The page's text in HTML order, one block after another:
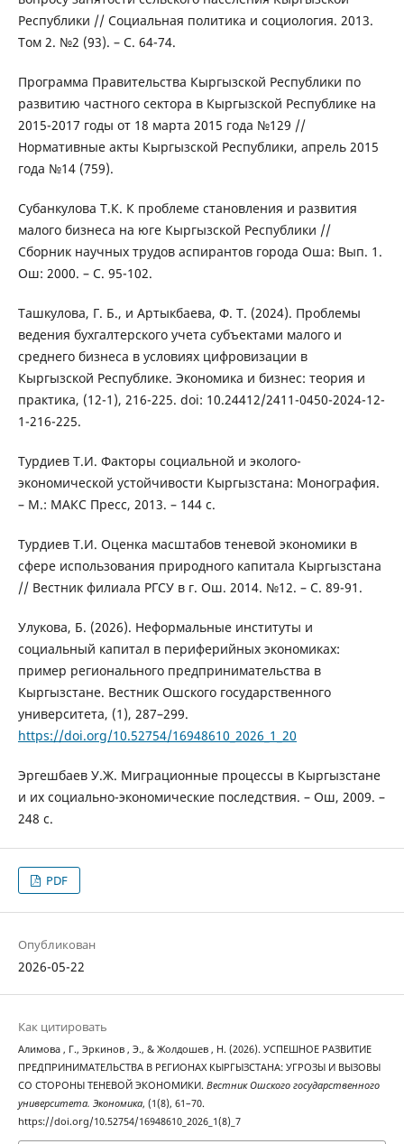
Республики // Социальная политика и социология. 2013.
Том 2. №2 (93). – С. 64-74.
Программа Правительства Кыргызской Республики по
развитию частного сектора в Кыргызской Республике на
2015-2017 годы от 18 марта 2015 года №129 //
Нормативные акты Кыргызской Республики, апрель 2015
года №14 (759).
Субанкулова Т.К. К проблеме становления и развития
малого бизнеса на юге Кыргызской Республики //
Сборник научных трудов аспирантов города Оша: Вып. 1.
Ош: 2000. – С. 95-102.
Ташкулова, Г. Б., и Артыкбаева, Ф. Т. (2024). Проблемы
ведения бухгалтерского учета субъектами малого и
среднего бизнеса в условиях цифровизации в
Кыргызской Республике. Экономика и бизнес: теория и
практика, (12-1), 216-225. doi: 10.24412/2411-0450-2024-12-
1-216-225.
Турдиев Т.И. Факторы социальной и эколого-
экономической устойчивости Кыргызстана: Монография.
– М.: МАКС Пресс, 2013. – 144 с.
Турдиев Т.И. Оценка масштабов теневой экономики в
сфере использования природного капитала Кыргызстана
// Вестник филиала РГСУ в г. Ош. 2014. №12. – С. 89-91.
Улукова, Б. (2026). Неформальные институты и
социальный капитал в периферийных экономиках:
пример регионального предпринимательства в
Кыргызстане. Вестник Ошского государственного
университета, (1), 287–299.
https://doi.org/10.52754/16948610_2026_1_20
Эргешбаев У.Ж. Миграционные процессы в Кыргызстане
и их социально-экономические последствия. – Ош, 2009. –
248 с.
PDF
Опубликован
2026-05-22
Как цитировать
Алимова , Г., Эркинов , Э., & Жолдошев , Н. (2026). УСПЕШНОЕ РАЗВИТИЕ
ПРЕДПРИНИМАТЕЛЬСТВА В РЕГИОНАХ КЫРГЫЗСТАНА: УГРОЗЫ И ВЫЗОВЫ
СО СТОРОНЫ ТЕНЕВОЙ ЭКОНОМИКИ. Вестник Ошского государственного
университета. Экономика, (1(8), 61–70.
https://doi.org/10.52754/16948610_2026_1(8)_7